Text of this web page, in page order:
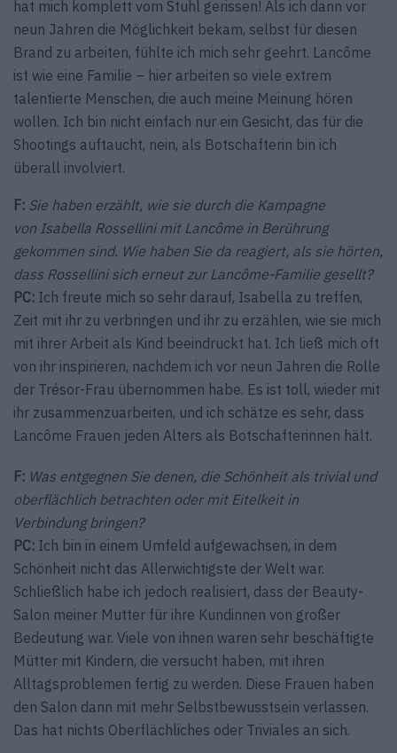
hat mich komplett vom Stuhl gerissen! Als ich dann vor
neun Jahren die Möglichkeit bekam, selbst für diesen
Brand zu arbeiten, fühlte ich mich sehr geehrt. Lancôme
ist wie eine Familie – hier arbeiten so viele extrem
talentierte Menschen, die auch meine Meinung hören
wollen. Ich bin nicht einfach nur ein Gesicht, das für die
Shootings auftaucht, nein, als Botschafterin bin ich
überall involviert.
F: Sie haben erzählt, wie sie durch die Kampagne
von Isabella Rossellini mit Lancôme in Berührung
gekommen sind. Wie haben Sie da reagiert, als sie hörten,
dass Rossellini sich erneut zur Lancôme-Familie gesellt?
PC: Ich freute mich so sehr darauf, Isabella zu treffen,
Zeit mit ihr zu verbringen und ihr zu erzählen, wie sie mich
mit ihrer Arbeit als Kind beeindruckt hat. Ich ließ mich oft
von ihr inspirieren, nachdem ich vor neun Jahren die Rolle
der Trésor-Frau übernommen habe. Es ist toll, wieder mit
ihr zusammenzuarbeiten, und ich schätze es sehr, dass
Lancôme Frauen jeden Alters als Botschafterinnen hält.
F: Was entgegnen Sie denen, die Schönheit als trivial und
oberflächlich betrachten oder mit Eitelkeit in
Verbindung bringen?
PC: Ich bin in einem Umfeld aufgewachsen, in dem
Schönheit nicht das Allerwichtigste der Welt war.
Schließlich habe ich jedoch realisiert, dass der Beauty-
Salon meiner Mutter für ihre Kundinnen von großer
Bedeutung war. Viele von ihnen waren sehr beschäftigte
Mütter mit Kindern, die versucht haben, mit ihren
Alltagsproblemen fertig zu werden. Diese Frauen haben
den Salon dann mit mehr Selbstbewusstsein verlassen.
Das hat nichts Oberflächliches oder Triviales an sich.